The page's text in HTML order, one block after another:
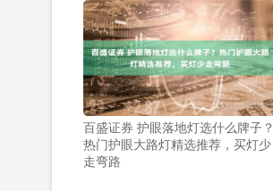
百盛证券 护眼落地灯选什么牌子？
热门护眼大路灯精选推荐，买灯少
走弯路